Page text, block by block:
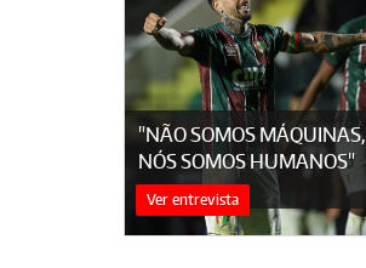
"NÃO SOMOS MÁQUINAS,
NÓS SOMOS HUMANOS"
Ver entrevista